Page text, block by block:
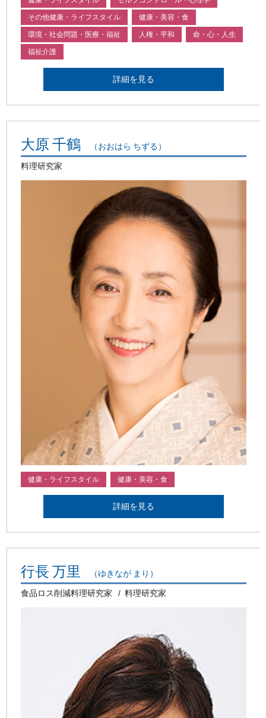
その他健康・ライフスタイル 健康・美容・食
環境・社会問題・医療・福祉 人権・平和 命・心・人生
福祉介護
詳細を見る
大原 千鶴 （おおはら ちずる）
料理研究家
健康・ライフスタイル 健康・美容・食
詳細を見る
行長 万里 （ゆきなが まり）
食品ロス削減料理研究家 料理研究家